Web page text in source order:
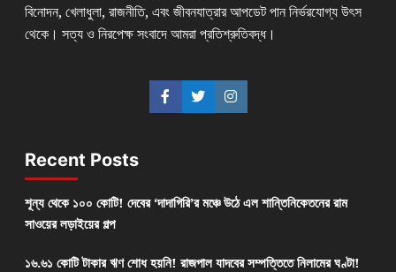
বিনোদন, খেলাধুলা, রাজনীতি, এবং জীবনযাত্রার আপডেট পান নির্ভরযোগ্য উৎস
থেকে। সত্য ও নিরপেক্ষ সংবাদে আমরা প্রতিশ্রুতিবদ্ধ।
Recent Posts
শূন্য থেকে ১০০ কোটি! দেবের ‘দাদাগিরি’র মঞ্চে উঠে এল শান্তিনিকেতনের রাম
সাওয়ের লড়াইয়ের গল্প
১৬.৬১ কোটি টাকার ঋণ শোধ হয়নি! রাজপাল যাদবের সম্পত্তিতে নিলামের ঘণ্টা!